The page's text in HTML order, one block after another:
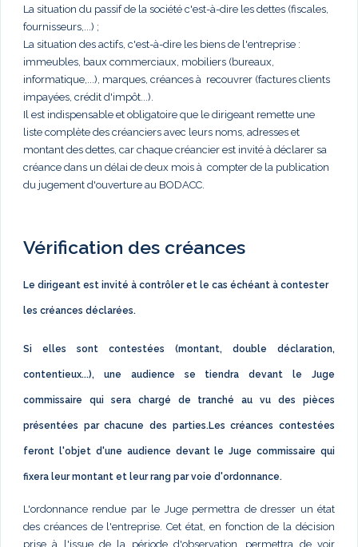
La situation du passif de la société c'est-à-dire les dettes (fiscales,
fournisseurs,...) ;
La situation des actifs, c'est-à-dire les biens de l'entreprise :
immeubles, baux commerciaux, mobiliers (bureaux,
informatique,...), marques, créances à recouvrer (factures clients
impayées, crédit d'impôt...).
Il est indispensable et obligatoire que le dirigeant remette une
liste complète des créanciers avec leurs noms, adresses et
montant des dettes, car chaque créancier est invité à déclarer sa
créance dans un délai de deux mois à compter de la publication
du jugement d'ouverture au BODACC.
Vérification des créances
Le dirigeant est invité à contrôler et le cas échéant à contester
les créances déclarées.
Si elles sont contestées (montant, double déclaration,
contentieux...), une audience se tiendra devant le Juge
commissaire qui sera chargé de tranché au vu des pièces
présentées par chacune des parties.Les créances contestées
feront l'objet d'une audience devant le Juge commissaire qui
fixera leur montant et leur rang par voie d'ordonnance.
L'ordonnance rendue par le Juge permettra de dresser un état
des créances de l'entreprise. Cet état, en fonction de la décision
prise à l'issue de la période d'observation, permettra de voir